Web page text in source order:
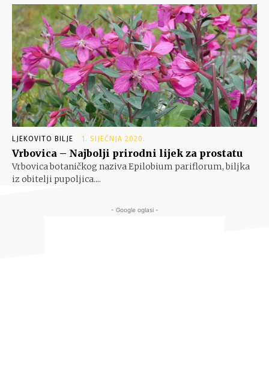
LJEKOVITO BILJE 1. SIJEČNJA 2020.
Vrbovica – Najbolji prirodni lijek za prostatu
Vrbovica botaničkog naziva Epilobium pariflorum, biljka
iz obitelji pupoljica....
- Google oglasi -